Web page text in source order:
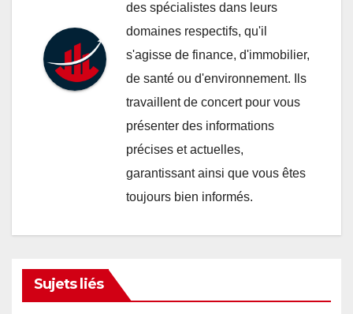
des spécialistes dans leurs
domaines respectifs, qu'il
s'agisse de finance, d'immobilier,
de santé ou d'environnement. Ils
travaillent de concert pour vous
présenter des informations
précises et actuelles,
garantissant ainsi que vous êtes
toujours bien informés.
Sujets liés